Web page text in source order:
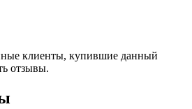
клиенты, купившие данный
отзывы.